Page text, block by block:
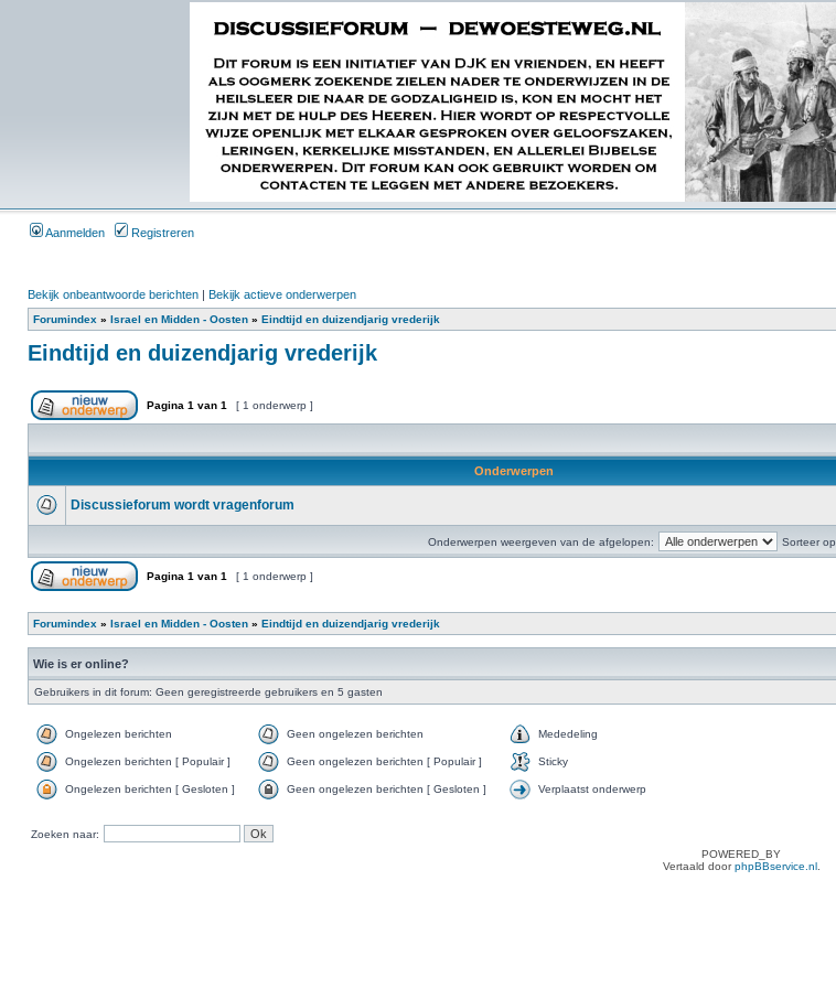
Aanmelden Registreren
Bekijk onbeantwoorde berichten | Bekijk actieve onderwerpen
Forumindex » Israel en Midden - Oosten » Eindtijd en duizendjarig vrederijk
Eindtijd en duizendjarig vrederijk
Pagina 1 van 1 [ 1 onderwerp ]
Onderwerpen
Discussieforum wordt vragenforum
Onderwerpen weergeven van de afgelopen: Sorteer op
Pagina 1 van 1 [ 1 onderwerp ]
Forumindex » Israel en Midden - Oosten » Eindtijd en duizendjarig vrederijk
Wie is er online?
Gebruikers in dit forum: Geen geregistreerde gebruikers en 5 gasten
Ongelezen berichten Geen ongelezen berichten Mededeling
Ongelezen berichten [ Populair ] Geen ongelezen berichten [ Populair ] Sticky
Ongelezen berichten [ Gesloten ] Geen ongelezen berichten [ Gesloten ] Verplaatst onderwerp
Zoeken naar:
POWERED_BY
Vertaald doorphpBBservice.nl.